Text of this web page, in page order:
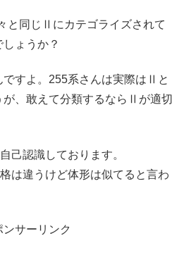
と同じⅡにカテゴライズされて
ょうか？
ですよ。255系さんは実際はⅡと
、敢えて分類するならⅡが適切
己認識しております。
は違うけど体形は似てると言わ
ンサーリンク